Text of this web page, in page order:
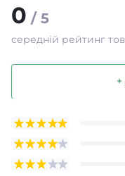
0 / 5
середній рейтинг